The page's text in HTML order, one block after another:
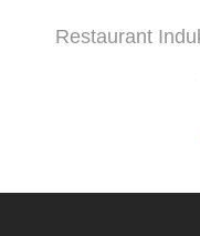
Restaurant